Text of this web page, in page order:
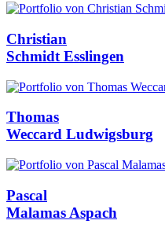
Christian
Schmidt Esslingen
Thomas
Weccard Ludwigsburg
Pascal
Malamas Aspach